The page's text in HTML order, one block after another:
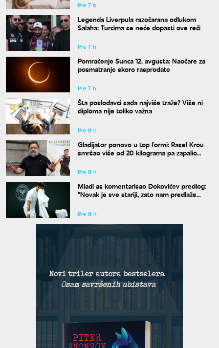
Pre 7 h
Legenda Liverpula razočarana odlukom
Salaha: Turcima se neće dopasti ove reči
Pre 7 h
Pomračenje Sunca 12. avgusta: Naočare za
posmatranje skoro rasprodate
Pre 7 h
Šta poslodavci sada najviše traže? Više ni
diploma nije toliko važna
Pre 8 h
Gladijator ponovo u top formi: Rasel Krou
smršao više od 20 kilograma pa zapalio
Pre 8 h
Mladi as komentarisao Đokovićev predlog:
"Novak je sve stariji, zato nam predlaže
Pre 8 h